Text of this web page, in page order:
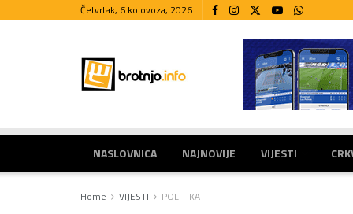
Četvrtak, 6 kolovoza, 2026
NASLOVNICA NAJNOVIJE VIJESTI
Home VIJESTI POLITIKA